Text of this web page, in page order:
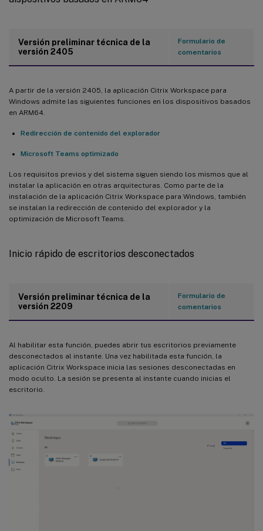
Versión preliminar técnica de la
versión 2405
Formulario de
comentarios
A partir de la versión 2405, la aplicación Citrix Workspace para
Windows admite las siguientes funciones en los dispositivos basados
en ARM64.
Redirección de contenido del explorador
Microsoft Teams optimizado
Los requisitos previos y del sistema siguen siendo los mismos que al
instalar la aplicación en otras arquitecturas. Como parte de la
instalación de la aplicación Citrix Workspace para Windows, también
se instalan la redirección de contenido del explorador y la
optimización de Microsoft Teams.
Inicio rápido de escritorios desconectados
Versión preliminar técnica de la
versión 2209
Formulario de
comentarios
Al habilitar esta función, puedes abrir tus escritorios previamente
desconectados al instante. Una vez habilitada esta función, la
aplicación Citrix Workspace inicia las sesiones desconectadas en
modo oculto. La sesión se presenta al instante cuando inicias el
escritorio.